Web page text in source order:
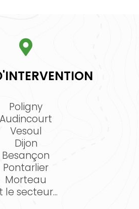
Poligny
Audincourt
Vesoul
Dijon
Besançon
Pontarlier
Morteau
le secteur...